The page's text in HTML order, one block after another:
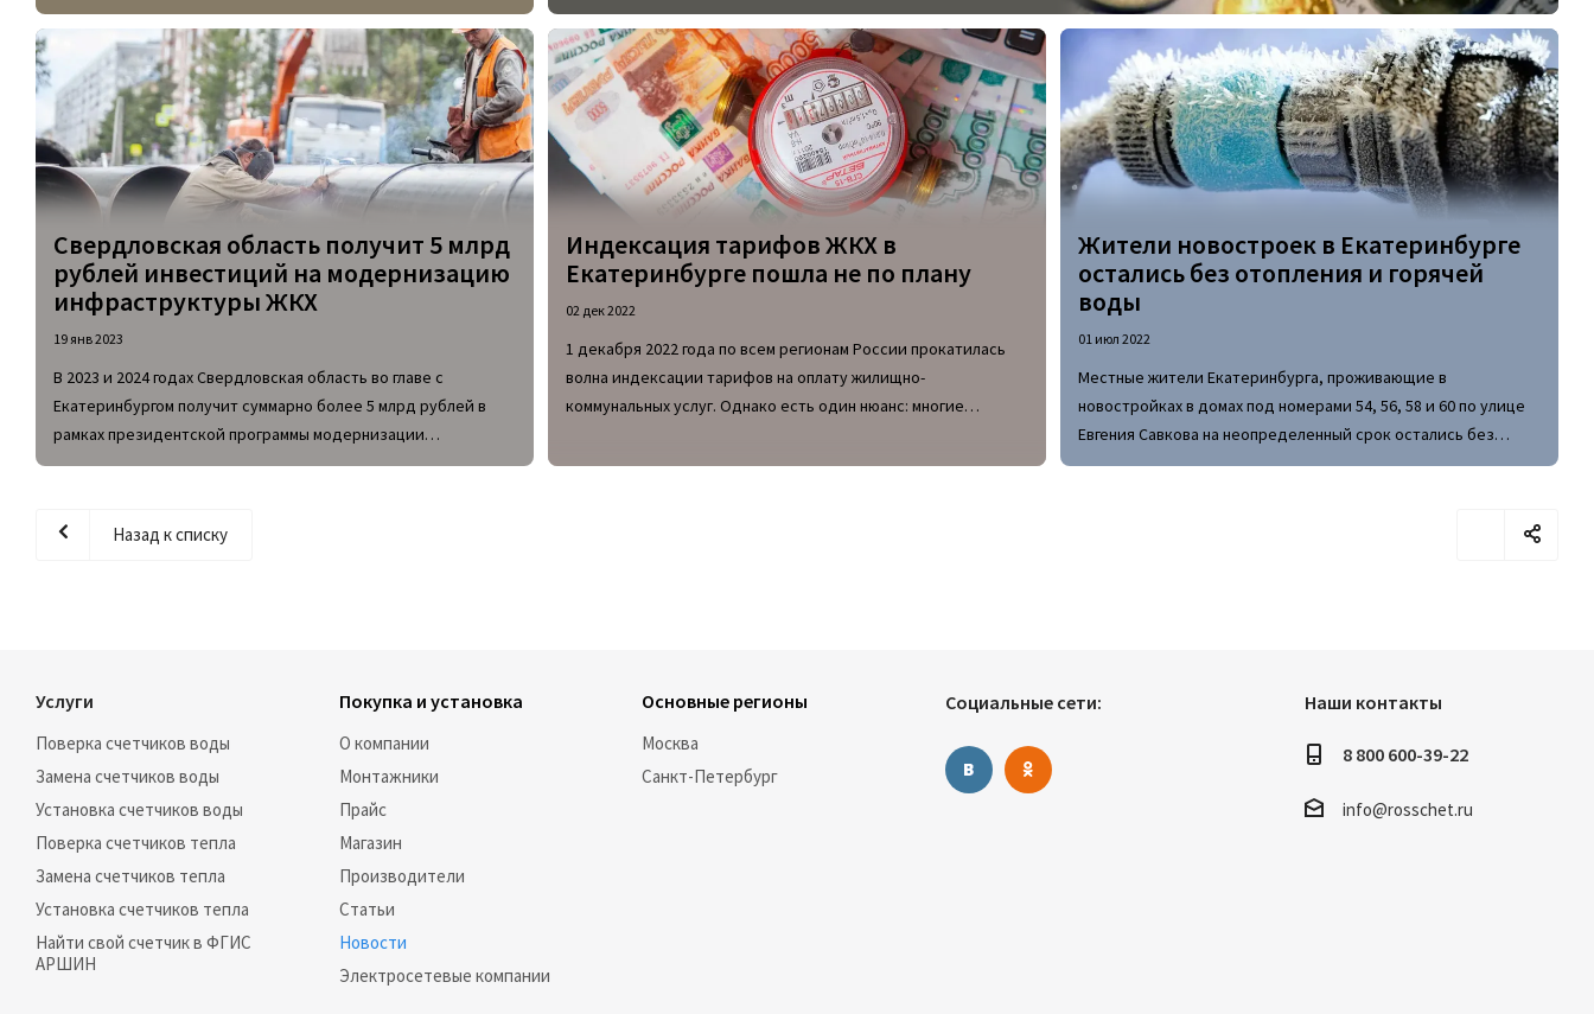
электроэнергию. Многие свердловчане, как и следовало
ожидать, остались крайне недовольны таким
нововведением.
Свердловская область получит 5 млрд
рублей инвестиций на модернизацию
инфраструктуры ЖКХ
19 янв 2023
В 2023 и 2024 годах Свердловская область во главе с
Екатеринбургом получит суммарно более 5 млрд рублей в
рамках президентской программы модернизации
инфраструктуры ЖКХ по России. В 2023 году в местный
году – в три раза большую сумму, а именно 3,7 млрд рублей.
Индексация тарифов ЖКХ в
Екатеринбурге пошла не по плану
02 дек 2022
1 декабря 2022 года по всем регионам России прокатилась
волна индексации тарифов на оплату жилищно-
коммунальных услуг. Однако есть один нюанс: многие
Свердловской области заметили, что некоторые статьи
Жители новостроек в Екатеринбурге
остались без отопления и горячей
воды
01 июл 2022
Местные жители Екатеринбурга, проживающие в
новостройках в домах под номерами 54, 56, 58 и 60 по улице
Евгения Савкова на неопределенный срок остались без
горячего водоснабжения и в не самой благоприятной
Назад к списку
Услуги
Поверка счетчиков воды
Замена счетчиков воды
Установка счетчиков воды
Поверка счетчиков тепла
Замена счетчиков тепла
Установка счетчиков тепла
Найти свой счетчик в ФГИС
АРШИН
Покупка и установка
О компании
Монтажники
Прайс
Магазин
Производители
Статьи
Новости
Электросетевые компании
Основные регионы
Москва
Санкт-Петербург
Социальные сети: Наши контакты
8 800 600-39-22
info@rosschet.ru